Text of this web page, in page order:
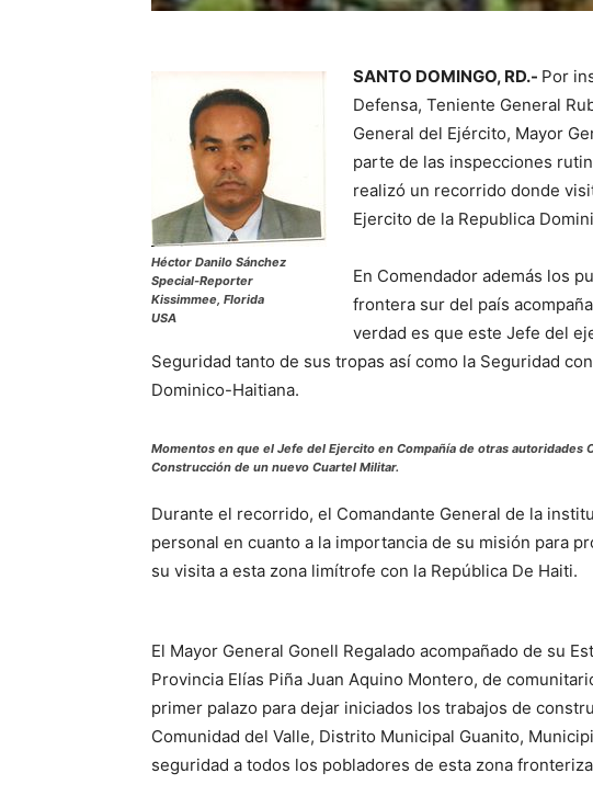
Héctor Danilo Sánchez
Special-Reporter
Kissimmee, Florida
USA
SANTO DOMINGO, RD.- Por
Defensa, Teniente General
General del Ejército, Mayor
parte de las inspecciones
realizó un recorrido donde
Ejercito de la Republica
En Comendador además los
frontera sur del país
verdad es que este Jefe del
Seguridad tanto de sus tropas así como la Seguridad
Dominico-Haitiana.
Momentos en que el Jefe del Ejercito en Compañía de otras autoridades
Construcción de un nuevo Cuartel Militar.
Durante el recorrido, el Comandante General de la
personal en cuanto a la importancia de su misión para
su visita a esta zona limítrofe con la República De Haiti.
El Mayor General Gonell Regalado acompañado de su
Provincia Elías Piña Juan Aquino Montero, de
primer palazo para dejar iniciados los trabajos de
Comunidad del Valle, Distrito Municipal Guanito,
seguridad a todos los pobladores de esta zona